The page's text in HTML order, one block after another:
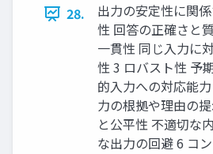
28.
出力の安定性に関
性 回答の正確さと
一貫性 同じ入力に
性 3 ロバスト性 予
的入力への対応能
力の根拠や理由の
と公平性 不適切な
な出力の回避 6 コ